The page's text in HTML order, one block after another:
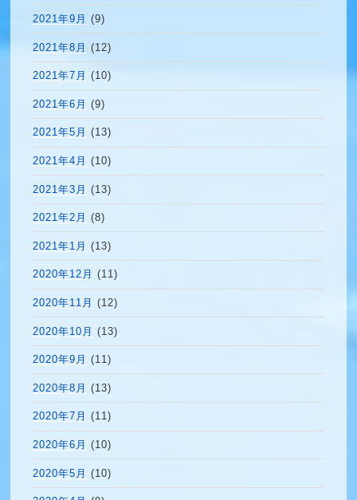
2021年9月 (9)
2021年8月 (12)
2021年7月 (10)
2021年6月 (9)
2021年5月 (13)
2021年4月 (10)
2021年3月 (13)
2021年2月 (8)
2021年1月 (13)
2020年12月 (11)
2020年11月 (12)
2020年10月 (13)
2020年9月 (11)
2020年8月 (13)
2020年7月 (11)
2020年6月 (10)
2020年5月 (10)